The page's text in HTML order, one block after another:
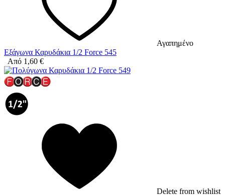
Αγαπημένο
Εξάγωνα Καρυδάκια 1/2 Force 545
Από 1,60 €
Delete from wishlist